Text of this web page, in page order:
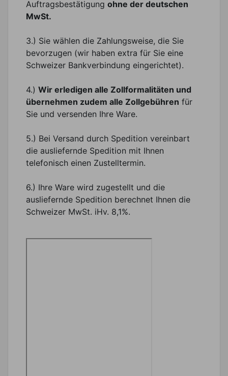
Auftragsbestätigung ohne der deutschen
MwSt.
3.) Sie wählen die Zahlungsweise, die Sie
bevorzugen (wir haben extra für Sie eine
Schweizer Bankverbindung eingerichtet).
4.) Wir erledigen alle Zollformalitäten und
übernehmen zudem alle Zollgebühren für
Sie und versenden Ihre Ware.
5.) Bei Versand durch Spedition vereinbart
die ausliefernde Spedition mit Ihnen
telefonisch einen Zustelltermin.
6.) Ihre Ware wird zugestellt und die
ausliefernde Spedition berechnet Ihnen die
Schweizer MwSt. iHv. 8,1%.